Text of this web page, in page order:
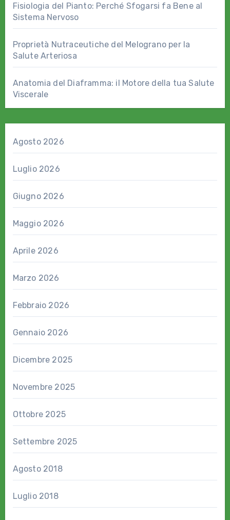
Fisiologia del Pianto: Perché Sfogarsi fa Bene al
Sistema Nervoso
Proprietà Nutraceutiche del Melograno per la
Salute Arteriosa
Anatomia del Diaframma: il Motore della tua Salute
Viscerale
Agosto 2026
Luglio 2026
Giugno 2026
Maggio 2026
Aprile 2026
Marzo 2026
Febbraio 2026
Gennaio 2026
Dicembre 2025
Novembre 2025
Ottobre 2025
Settembre 2025
Agosto 2018
Luglio 2018